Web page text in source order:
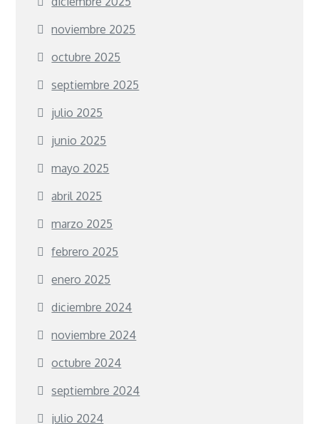
noviembre 2025
octubre 2025
septiembre 2025
julio 2025
junio 2025
mayo 2025
abril 2025
marzo 2025
febrero 2025
enero 2025
diciembre 2024
noviembre 2024
octubre 2024
septiembre 2024
julio 2024